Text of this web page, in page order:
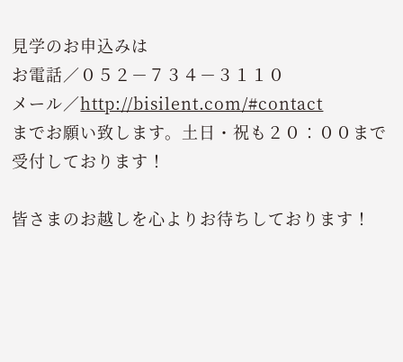
見学のお申込みは
お電話／０５２－７３４－３１１０
メール／http://bisilent.com/#contact
までお願い致します。土日・祝も２０：００まで
受付しております！
皆さまのお越しを心よりお待ちしております！